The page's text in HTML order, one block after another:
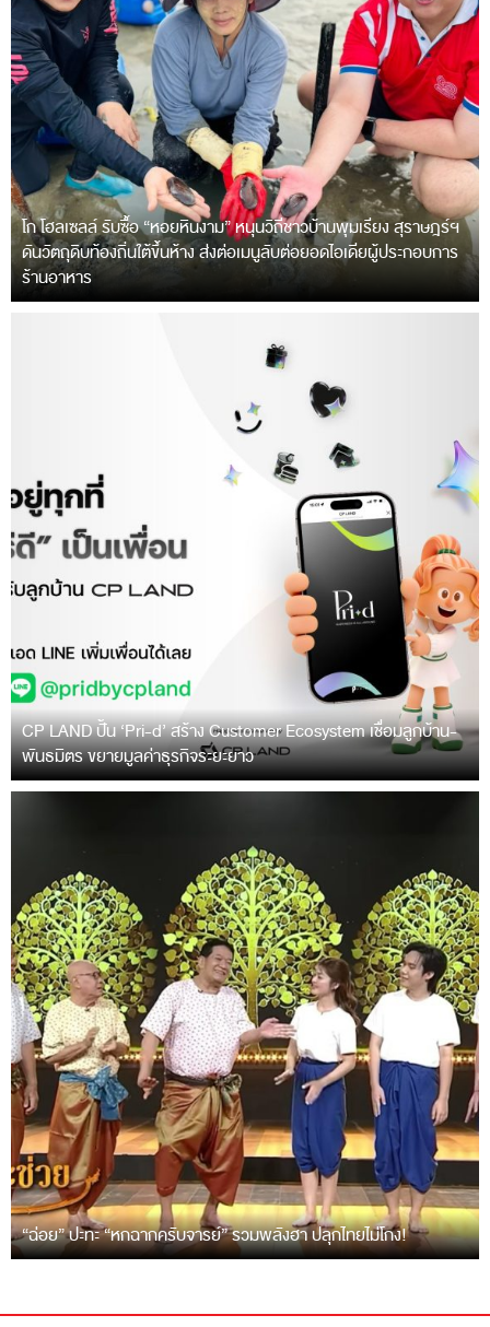
โก โฮลเซลล์ รับซื้อ “หอยหินงาม” หนุนวิถีชาวบ้านพุมเรียง สุราษฎร์ฯ
ดันวัตถุดิบท้องถิ่นใต้ขึ้นห้าง ส่งต่อเมนูลับต่อยอดไอเดียผู้ประกอบการ
ร้านอาหาร
CP LAND ปั้น ‘Pri-d’ สร้าง Customer Ecosystem เชื่อมลูกบ้าน-
พันธมิตร ขยายมูลค่าธุรกิจระยะยาว
“ฉ่อย” ปะทะ “หกฉากครับจารย์” รวมพลังฮา ปลุกไทยไม่โกง!